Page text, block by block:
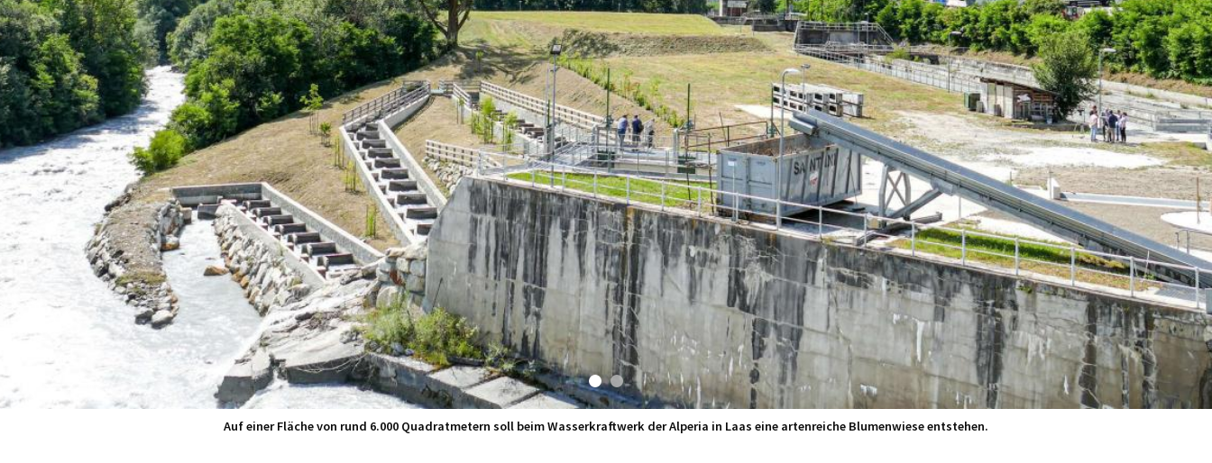
Auf einer Fläche von rund 6.000 Quadratmetern soll beim Wasserkraftwerk der Alperia in Laas eine artenreiche Blumenwiese entstehen.